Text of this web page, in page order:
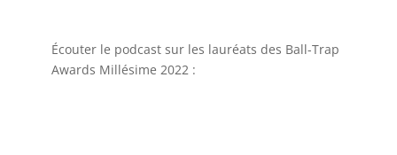
Écouter le podcast sur les lauréats des Ball-Trap
Awards Millésime 2022 :